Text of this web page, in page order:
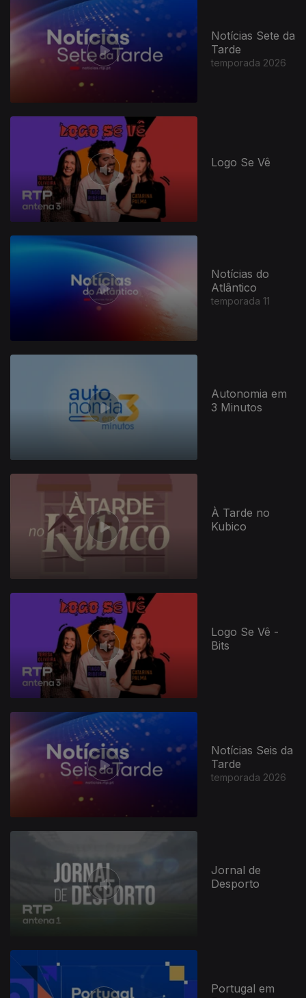
Notícias Sete da
Tarde
temporada 2026
Logo Se Vê
Notícias do
Atlântico
temporada 11
Autonomia em
3 Minutos
À Tarde no
Kubico
Logo Se Vê -
Bits
Notícias Seis da
Tarde
temporada 2026
Jornal de
Desporto
Portugal em